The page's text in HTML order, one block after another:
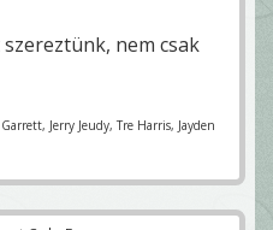
nem csak
Jerry Jeudy, Tre Harris, Jayden